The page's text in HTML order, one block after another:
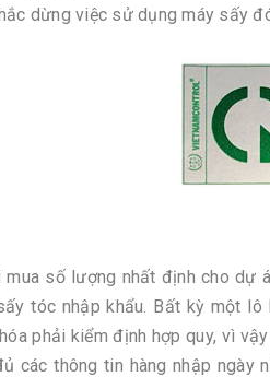
dừng việc sử dụng máy sấy
mua số lượng nhất định cho dự
tóc nhập khẩu. Bất kỳ một lô
phải kiểm định hợp quy, vì
các thông tin hàng nhập ngày